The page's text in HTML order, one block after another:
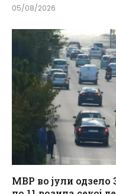
05/08/2026
МВР во јули одзело